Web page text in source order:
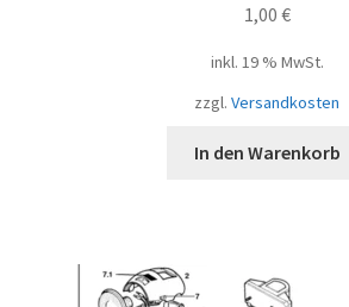
1,00 €
inkl. 19 % MwSt.
zzgl. Versandkosten
In den Warenkorb